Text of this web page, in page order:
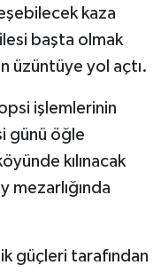
kaza
başta olmak
üzüntüye yol açtı.
işlemlerinin
günü öğle
kılınacak
mezarlığında
güçleri tarafından